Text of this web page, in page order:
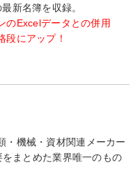
新名簿を収録。
のExcelデータとの併用
段にアップ！
・機械・資材関連メーカー
まとめた業界唯一のもの